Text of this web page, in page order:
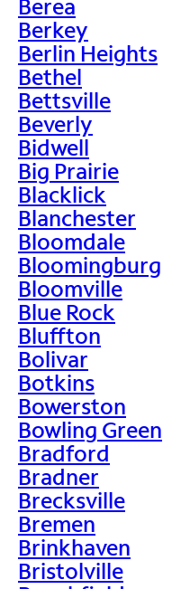
Berea
Berkey
Berlin Heights
Bethel
Bettsville
Beverly
Bidwell
Big Prairie
Blacklick
Blanchester
Bloomdale
Bloomingburg
Bloomville
Blue Rock
Bluffton
Bolivar
Botkins
Bowerston
Bowling Green
Bradford
Bradner
Brecksville
Bremen
Brinkhaven
Bristolville